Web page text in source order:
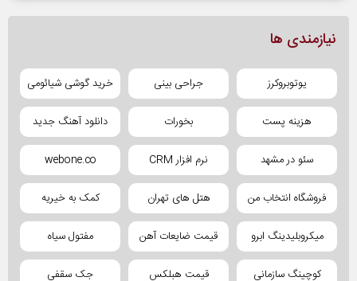
نیازمندی ها
یوتوبروکرز جراحی بینی خرید گوشی شیائومی
هزینه پست بخورات دانلود آهنگ جدید
سئو در مشهد نرم افزار CRM webone.co
فروشگاه انتخاب من هتل های تهران کمک به خیریه
میکروبلیدینگ ابرو قیمت ضایعات آهن مفتول سیاه
کوچینگ سازمانی قیمت هبلکس جک سقفی